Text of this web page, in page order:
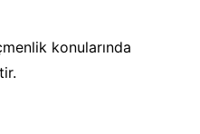
konularında